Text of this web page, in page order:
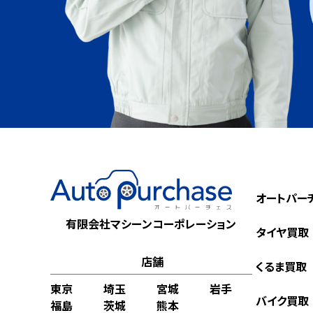
有限会社マシーンコーポレーション
店舗
東京
埼玉 宮城
岩手
福島
茨城 熊本
オートパ
タイヤ買取
くるま買取
バイク買取